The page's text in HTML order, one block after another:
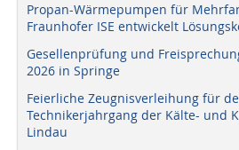
Propan-Wärmepumpen für
Fraunhofer ISE entwickelt
Gesellenprüfung und
2026 in Springe
Feierliche Zeugnisverleihung für
Technikerjahrgang der Kälte- und
Lindau